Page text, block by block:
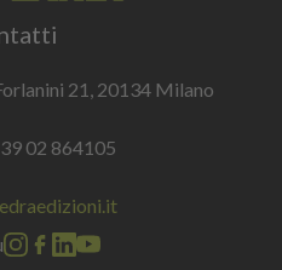
21, 20134 Milano
02 864105